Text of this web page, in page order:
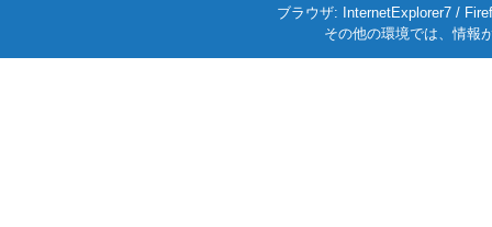
ブラウザ: InternetExplorer7 /
その他の環境では、情報